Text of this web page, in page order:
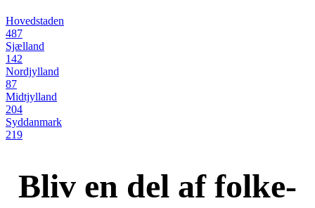
Hovedstaden
487
Sjælland
142
Nordjylland
87
Midtjylland
204
Syddanmark
219
Bliv en del af folke-